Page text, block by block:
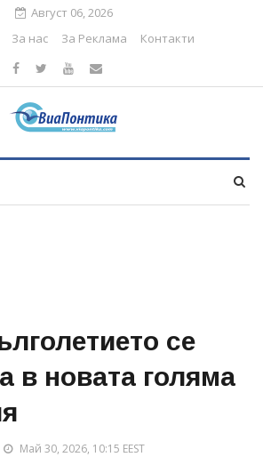
Август 06, 2026
За нас За Реклама Контакти
се
в новата голяма
Май 30, 2026, 10:15 EEST